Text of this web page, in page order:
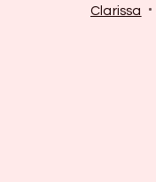
Clarissa